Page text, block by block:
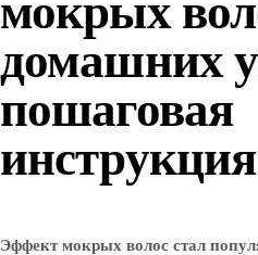
мокрых
домашних
пошаговая
инструкция
Эффект мокрых волос стал